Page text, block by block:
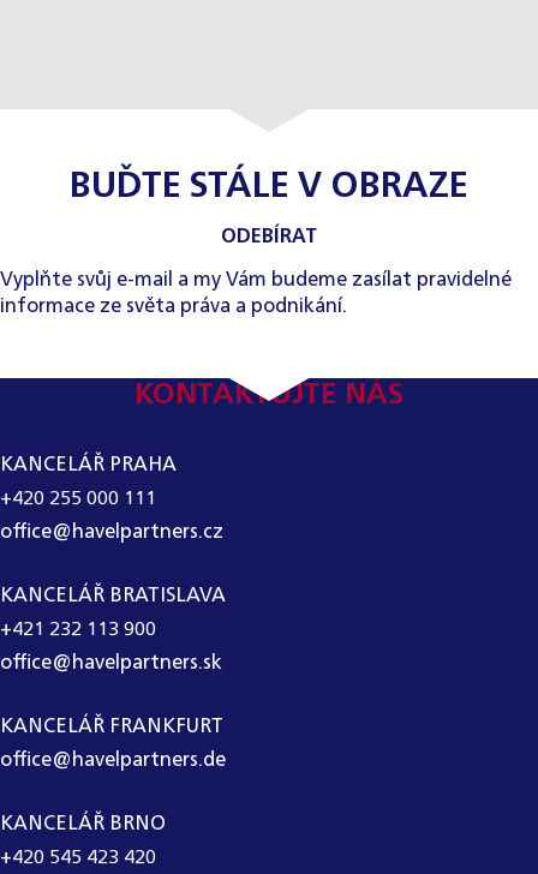
BUĎTE STÁLE V OBRAZE
ODEBÍRAT
Vyplňte svůj e-mail a my Vám budeme zasílat pravidelné
informace ze světa práva a podnikání.
KONTAKTUJTE NÁS
KANCELÁŘ PRAHA
+420 255 000 111
office@havelpartners.cz
KANCELÁŘ BRATISLAVA
+421 232 113 900
office@havelpartners.sk
KANCELÁŘ FRANKFURT
office@havelpartners.de
KANCELÁŘ BRNO
+420 545 423 420